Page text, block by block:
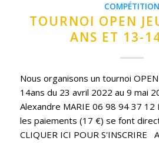
COMPÉTITION
TOURNOI OPEN
ANS ET 13-
Nous organisons un tournoi
14ans du 23 avril 2022 au 9 mai
Alexandre MARIE 06 98 94 37
les paiements (17 €) se font
CLIQUER ICI POUR S'INSCRIRE